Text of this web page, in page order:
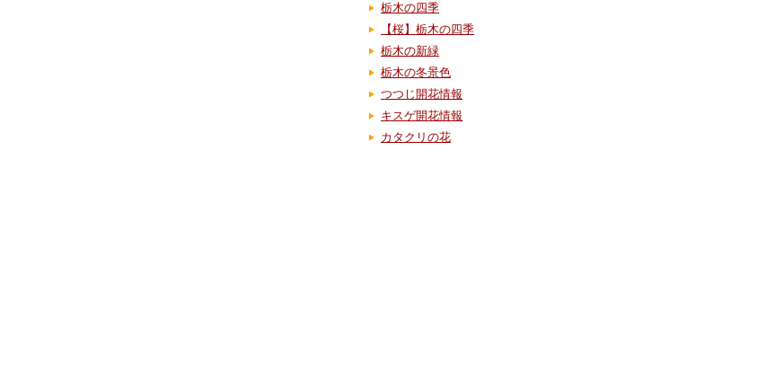
栃木の四季
【桜】栃木の四季
栃木の新緑
栃木の冬景色
つつじ開花情報
キスゲ開花情報
カタクリの花